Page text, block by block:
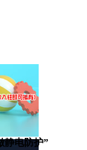
静电防护”